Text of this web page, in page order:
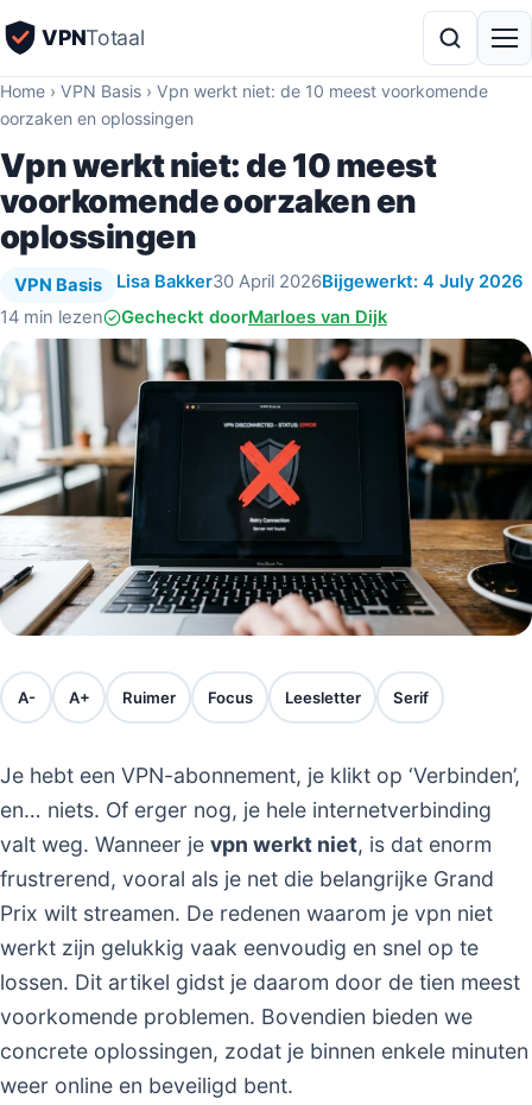
VPNTotaal
Home › VPN Basis › Vpn werkt niet: de 10 meest voorkomende
oorzaken en oplossingen
Vpn werkt niet: de 10 meest
voorkomende oorzaken en
oplossingen
VPN Basis Lisa Bakker30 April 2026Bijgewerkt: 4 July 2026
14 min lezen
Gecheckt doorMarloes van Dijk
A- A+ Ruimer Focus Leesletter Serif
Je hebt een VPN-abonnement, je klikt op ‘Verbinden’,
en… niets. Of erger nog, je hele internetverbinding
valt weg. Wanneer je vpn werkt niet, is dat enorm
frustrerend, vooral als je net die belangrijke Grand
Prix wilt streamen. De redenen waarom je vpn niet
werkt zijn gelukkig vaak eenvoudig en snel op te
lossen. Dit artikel gidst je daarom door de tien meest
voorkomende problemen. Bovendien bieden we
concrete oplossingen, zodat je binnen enkele minuten
weer online en beveiligd bent.